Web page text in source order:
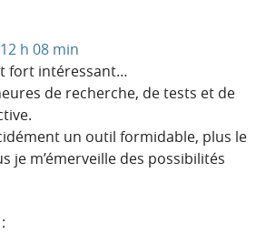
h 08 min
fort intéressant…
de recherche, de tests et de
un outil formidable, plus le
je m’émerveille des possibilités